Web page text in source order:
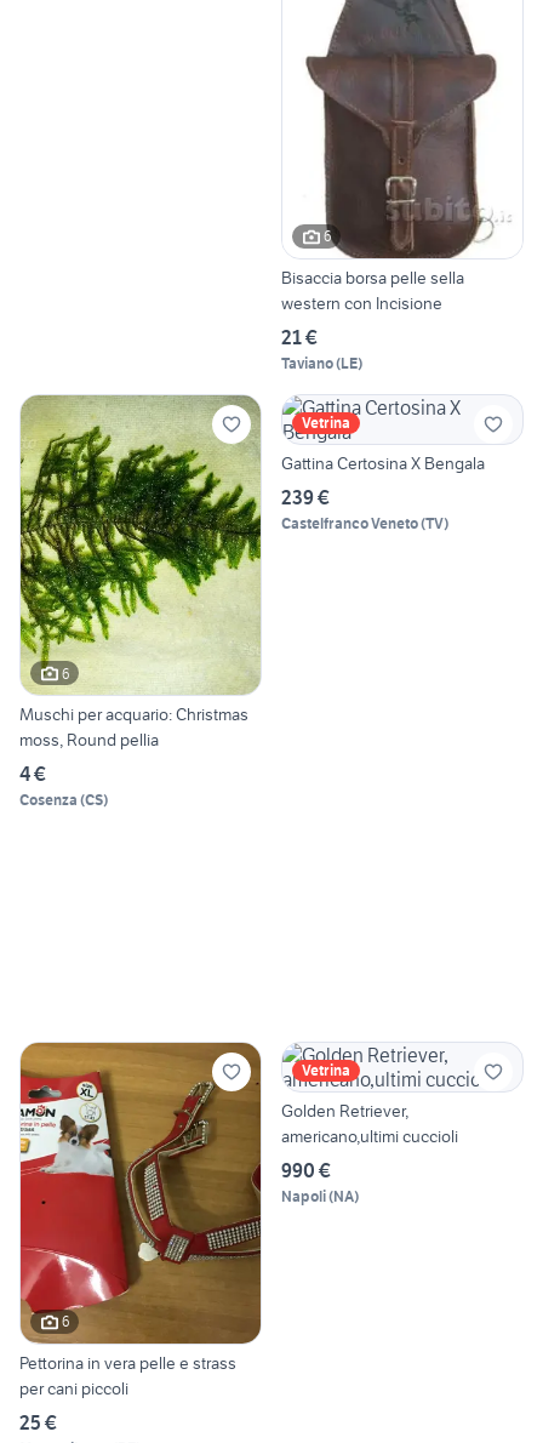
6
Bisaccia borsa pelle sella
western con Incisione
21 €
Taviano(LE)
6
Muschi per acquario: Christmas
moss, Round pellia
4 €
Cosenza (CS)
Vetrina
Gattina Certosina X Bengala
239 €
Castelfranco Veneto(TV)
6
Pettorina in vera pelle e strass
per cani piccoli
25 €
Vetrina
Golden Retriever,
americano,ultimi cuccioli
990 €
Napoli(NA)